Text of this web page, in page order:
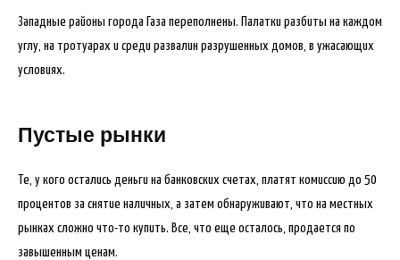
Западные районы города Газа переполнены. Палатки разбиты на каждом
углу, на тротуарах и среди развалин разрушенных домов, в ужасающих
условиях.
Пустые рынки
Те, у кого остались деньги на банковских счетах, платят комиссию до 50
процентов за снятие наличных, а затем обнаруживают, что на местных
рынках сложно что-то купить. Все, что еще осталось, продается по
завышенным ценам.